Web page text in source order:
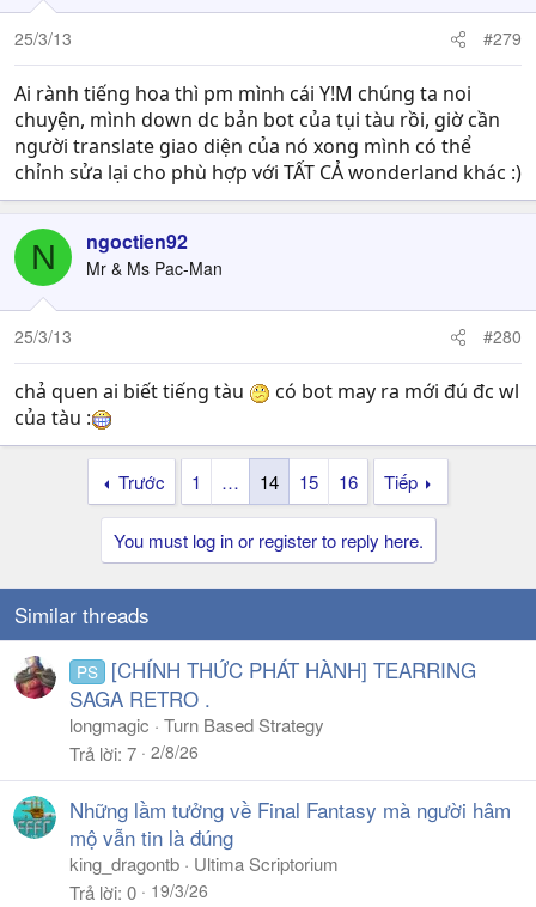
25/3/13 #279
Ai rành tiếng hoa thì pm mình cái Y!M chúng ta noi
chuyện, mình down dc bản bot của tụi tàu rồi, giờ cần
người translate giao diện của nó xong mình có thể
chỉnh sửa lại cho phù hợp với TẤT CẢ wonderland khác :)
N ngoctien92
Mr & Ms Pac-Man
25/3/13 #280
chả quen ai biết tiếng tàu
có bot may ra mới đú đc wl
của tàu :
Trước 1 … 14 15 16 Tiếp
You must log in or register to reply here.
Similar threads
PS
[CHÍNH THỨC PHÁT HÀNH] TEARRING
SAGA RETRO .
longmagic
Turn Based Strategy
Trả lời 7 2/8/26
Những lầm tưởng về Final Fantasy mà người hâm
mộ vẫn tin là đúng
king_dragontb
Ultima Scriptorium
Trả lời 0 19/3/26